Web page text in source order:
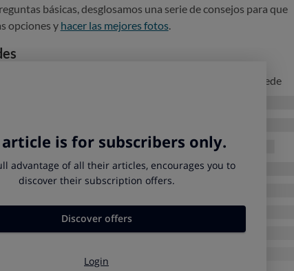
básicas, desglosamos una serie de consejos para que
opciones y hacer las mejores fotos.
es bueno
que puede
y a tus fotos:
luzen los que se utilizan velocidades de obturación lentas.
pesados, como teleobjetivos largos.
imagen manteniendo elISO de la cámara bajo
y tomas panorámicas que requieren precisión.
con un temporizador de cámara.